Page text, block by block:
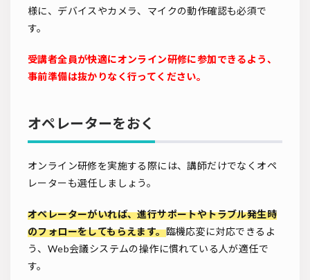
様に、デバイスやカメラ、マイクの動作確認も必須で
す。
受講者全員が快適にオンライン研修に参加できるよう、
事前準備は抜かりなく行ってください。
オペレーターをおく
オンライン研修を実施する際には、講師だけでなくオペ
レーターも選任しましょう。
オペレーターがいれば、進行サポートやトラブル発生時
のフォローをしてもらえます。臨機応変に対応できるよ
う、Web会議システムの操作に慣れている人が適任で
す。